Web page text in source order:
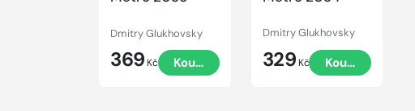
Dmitry Glukhovsky
369 Kč Koupit
Dmitry Glukhovsky
329 Kč Koupit